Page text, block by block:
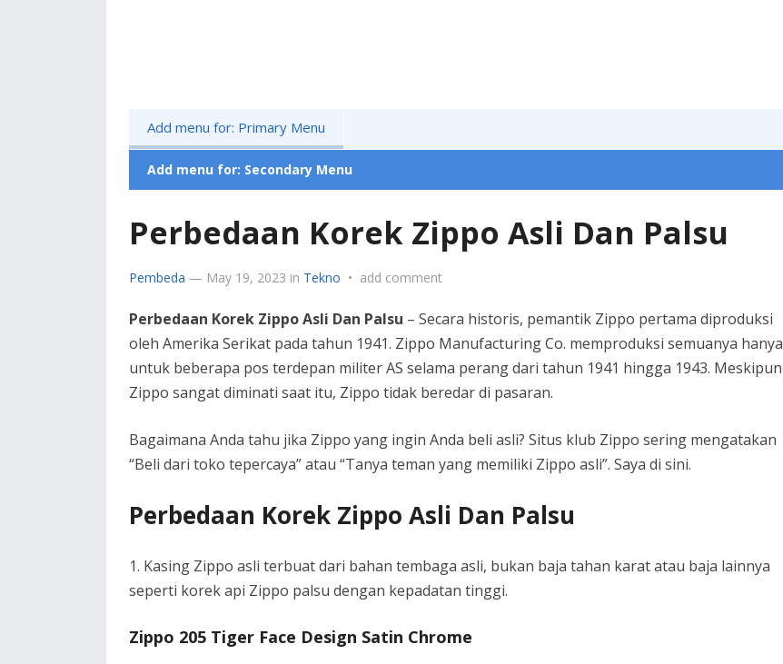
Add menu for: Primary Menu
Add menu for: Secondary Menu
Perbedaan Korek Zippo Asli Dan Palsu
Pembeda — May 19, 2023 in Tekno • add comment
Perbedaan Korek Zippo Asli Dan Palsu – Secara historis, pemantik Zippo pertama diproduksi
oleh Amerika Serikat pada tahun 1941. Zippo Manufacturing Co. memproduksi semuanya hanya
untuk beberapa pos terdepan militer AS selama perang dari tahun 1941 hingga 1943. Meskipun
Zippo sangat diminati saat itu, Zippo tidak beredar di pasaran.
Bagaimana Anda tahu jika Zippo yang ingin Anda beli asli? Situs klub Zippo sering mengatakan
“Beli dari toko tepercaya” atau “Tanya teman yang memiliki Zippo asli”. Saya di sini.
Perbedaan Korek Zippo Asli Dan Palsu
1. Kasing Zippo asli terbuat dari bahan tembaga asli, bukan baja tahan karat atau baja lainnya
seperti korek api Zippo palsu dengan kepadatan tinggi.
Zippo 205 Tiger Face Design Satin Chrome